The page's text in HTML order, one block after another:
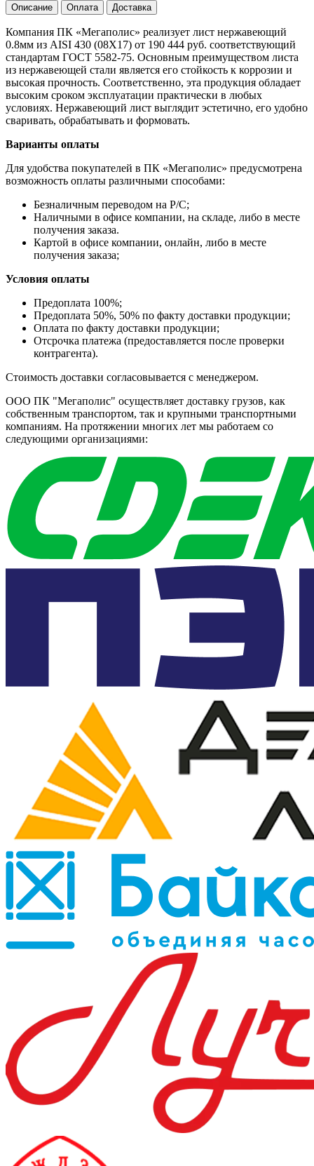
Описание Оплата Доставка
Компания ПК «Мегаполис» реализует лист нержавеющий
0.8мм из AISI 430 (08Х17) от 190 444 руб. соответствующий
стандартам ГОСТ 5582-75. Основным преимуществом листа
из нержавеющей стали является его стойкость к коррозии и
высокая прочность. Соответственно, эта продукция обладает
высоким сроком эксплуатации практически в любых
условиях. Нержавеющий лист выглядит эстетично, его удобно
сваривать, обрабатывать и формовать.
Варианты оплаты
Для удобства покупателей в ПК «Мегаполис» предусмотрена
возможность оплаты различными способами:
Безналичным переводом на Р/С;
Наличными в офисе компании, на складе, либо в месте
получения заказа.
Картой в офисе компании, онлайн, либо в месте
получения заказа;
Условия оплаты
Предоплата 100%;
Предоплата 50%, 50% по факту доставки продукции;
Оплата по факту доставки продукции;
Отсрочка платежа (предоставляется после проверки
контрагента).
Стоимость доставки согласовывается с менеджером.
ООО ПК "Мегаполис" осуществляет доставку грузов, как
собственным транспортом, так и крупными транспортными
компаниям. На протяжении многих лет мы работаем со
следующими организациями: